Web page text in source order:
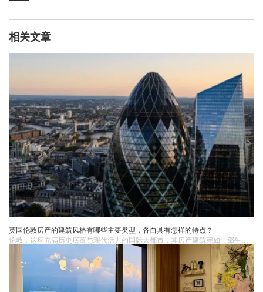
相关文章
英国伦敦房产的建筑风格有哪些主要类型，各自具有怎样的特点？